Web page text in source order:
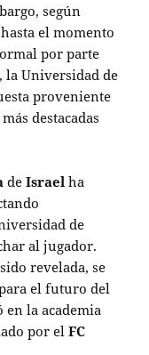
según
el momento
por parte
la Universidad de
proveniente
destacadas
deIsrael ha
de
al jugador.
revelada, se
el futuro del
en la academia
por elFC